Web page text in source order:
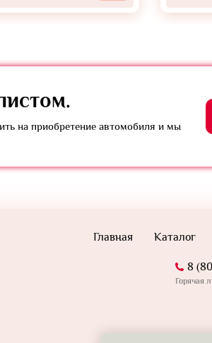
на приобретение автомобиля и мы
Главная Каталог
8
Горячая